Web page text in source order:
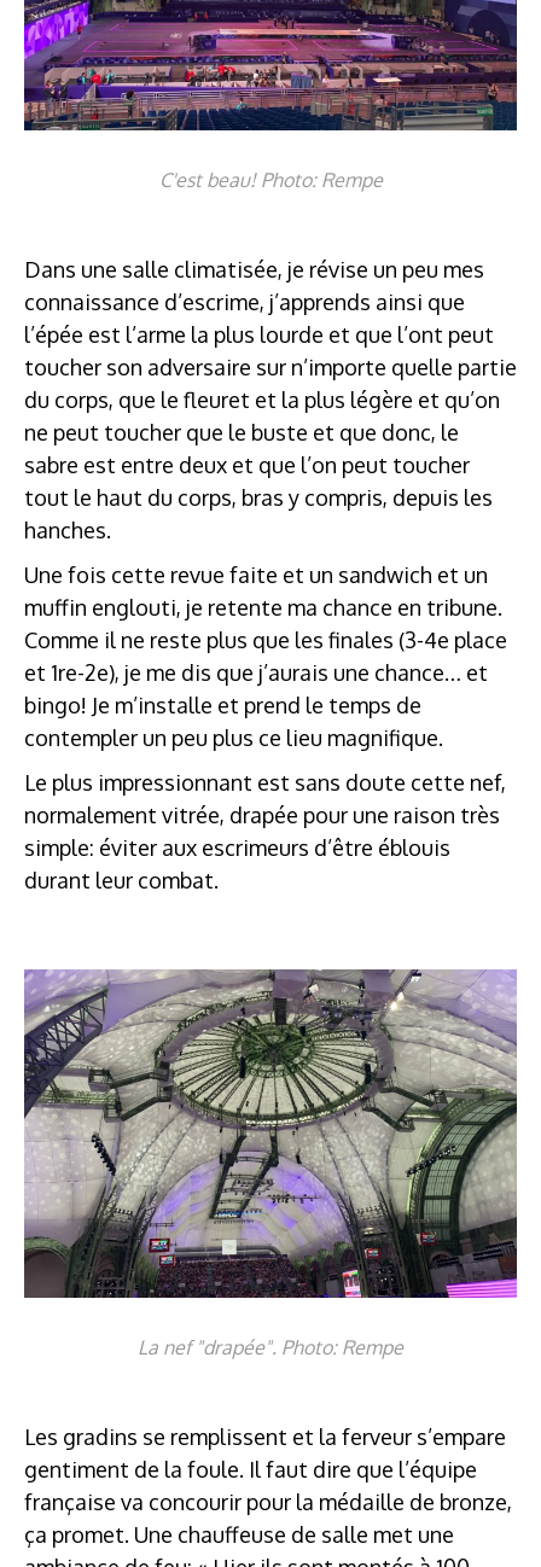
C'est beau! Photo: Rempe
Dans une salle climatisée, je révise un peu mes
connaissance d’escrime, j’apprends ainsi que
l’épée est l’arme la plus lourde et que l’ont peut
toucher son adversaire sur n’importe quelle partie
du corps, que le fleuret et la plus légère et qu’on
ne peut toucher que le buste et que donc, le
sabre est entre deux et que l’on peut toucher
tout le haut du corps, bras y compris, depuis les
hanches.
Une fois cette revue faite et un sandwich et un
muffin englouti, je retente ma chance en tribune.
Comme il ne reste plus que les finales (3-4e place
et 1re-2e), je me dis que j’aurais une chance… et
bingo! Je m’installe et prend le temps de
contempler un peu plus ce lieu magnifique.
Le plus impressionnant est sans doute cette nef,
normalement vitrée, drapée pour une raison très
simple: éviter aux escrimeurs d’être éblouis
durant leur combat.
La nef "drapée". Photo: Rempe
Les gradins se remplissent et la ferveur s’empare
gentiment de la foule. Il faut dire que l’équipe
française va concourir pour la médaille de bronze,
ça promet. Une chauffeuse de salle met une